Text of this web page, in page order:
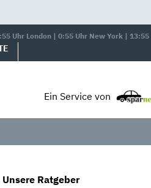
Uhr London | 0:55 Uhr New York | 13:55
Ein Service von
Unsere Ratgeber